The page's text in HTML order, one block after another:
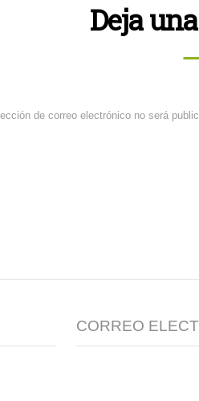
Deja
de correo electrónico no será
CORREO